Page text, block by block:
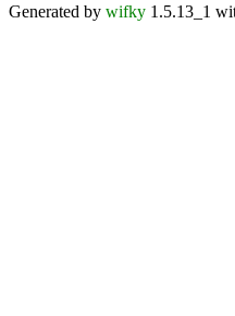
Generated by wifky 1.5.13_1